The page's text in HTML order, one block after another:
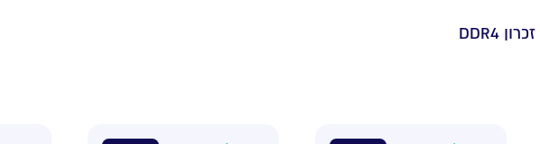
זכרון DDR4